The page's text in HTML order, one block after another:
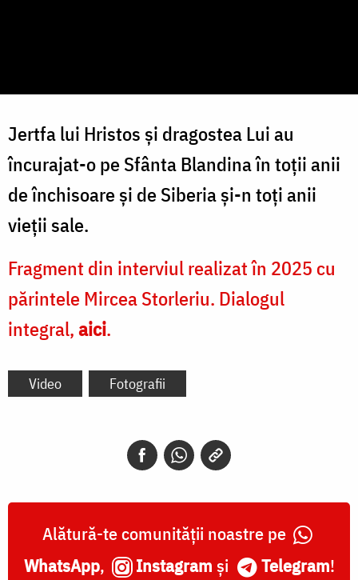
Jertfa lui Hristos și dragostea Lui au
încurajat-o pe Sfânta Blandina în toții anii
de închisoare și de Siberia și-n toți anii
vieții sale.
Fragment din interviul realizat în 2025 cu
părintele Mircea Storleriu. Dialogul
integral,aici.
Video Fotografii
Alătură-te comunității noastre pe
WhatsApp, Instagram și Telegram!